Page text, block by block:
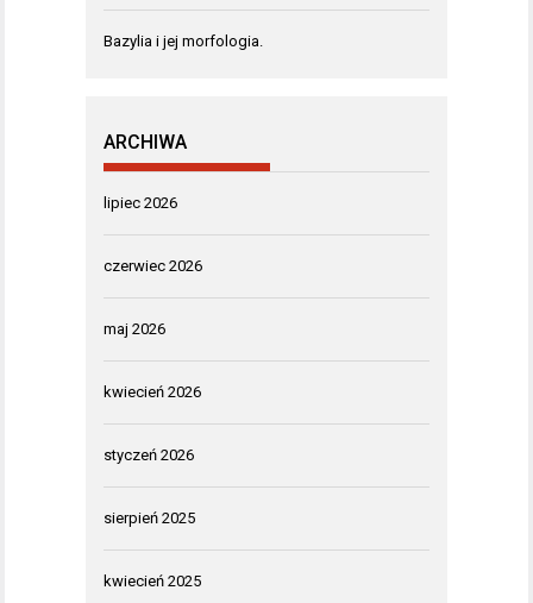
Bazylia i jej morfologia.
ARCHIWA
lipiec 2026
czerwiec 2026
maj 2026
kwiecień 2026
styczeń 2026
sierpień 2025
kwiecień 2025